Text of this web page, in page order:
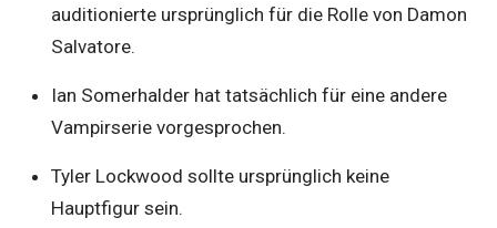
auditionierte ursprünglich für die Rolle von Damon
Salvatore.
Ian Somerhalder hat tatsächlich für eine andere
Vampirserie vorgesprochen.
Tyler Lockwood sollte ursprünglich keine
Hauptfigur sein.